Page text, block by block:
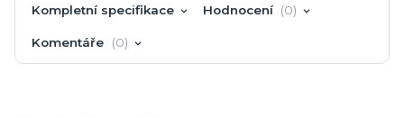
Kompletní specifikace Hodnocení 0
Komentáře 0